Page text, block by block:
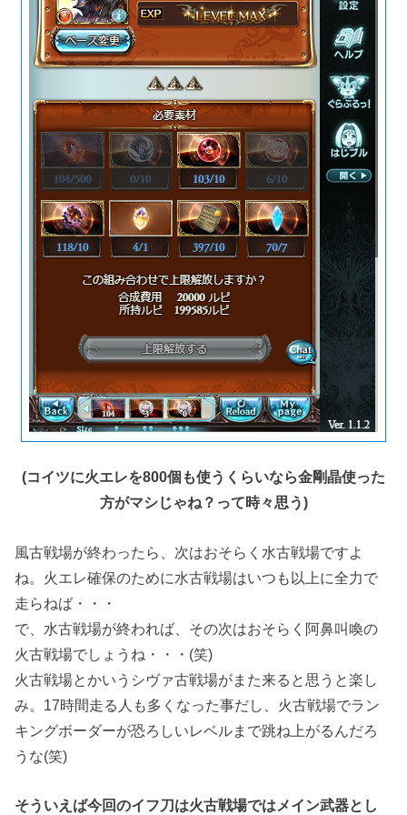
(コイツに火エレを800個も使うくらいなら金剛晶使った
方がマシじゃね？って時々思う)
風古戦場が終わったら、次はおそらく水古戦場ですよ
ね。火エレ確保のために水古戦場はいつも以上に全力で
走らねば・・・
で、水古戦場が終われば、その次はおそらく阿鼻叫喚の
火古戦場でしょうね・・・(笑)
火古戦場とかいうシヴァ古戦場がまた来ると思うと楽し
み。17時間走る人も多くなった事だし、火古戦場でラン
キングボーダーが恐ろしいレベルまで跳ね上がるんだろ
うな(笑)
そういえば今回のイフ刀は火古戦場ではメイン武器とし